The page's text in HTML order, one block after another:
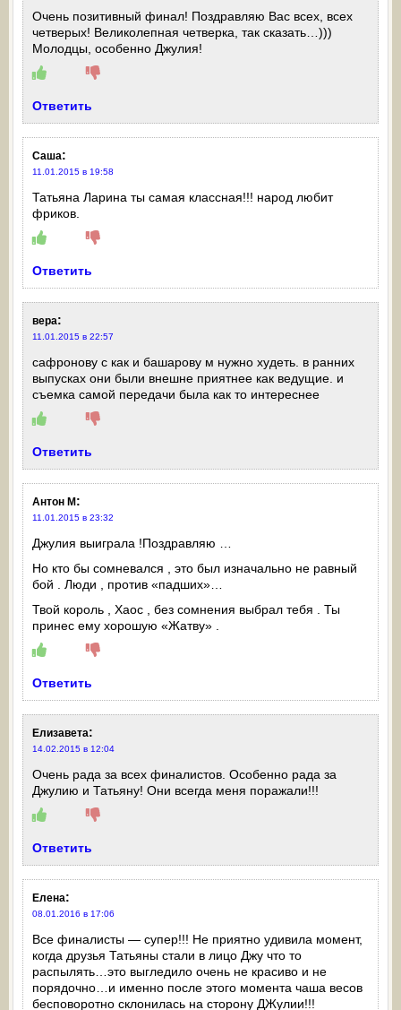
Очень позитивный финал! Поздравляю Вас всех, всех
четверых! Великолепная четверка, так сказать…)))
Молодцы, особенно Джулия!
Ответить
Саша:
11.01.2015 в 19:58
Татьяна Ларина ты самая классная!!! народ любит
фриков.
Ответить
вера:
11.01.2015 в 22:57
сафронову с как и башарову м нужно худеть. в ранних
выпусках они были внешне приятнее как ведущие. и
съемка самой передачи была как то интереснее
Ответить
Антон М :
11.01.2015 в 23:32
Джулия выиграла !Поздравляю …
Но кто бы сомневался , это был изначально не равный
бой . Люди , против «падших»…
Твой король , Хаос , без сомнения выбрал тебя . Ты
принес ему хорошую «Жатву» .
Ответить
Елизавета:
14.02.2015 в 12:04
Очень рада за всех финалистов. Особенно рада за
Джулию и Татьяну! Они всегда меня поражали!!!
Ответить
Елена:
08.01.2016 в 17:06
Все финалисты — супер!!! Не приятно удивила момент,
когда друзья Татьяны стали в лицо Джу что то
распылять…это выгледило очень не красиво и не
порядочно…и именно после этого момента чаша весов
бесповоротно склонилась на сторону ДЖулии!!!